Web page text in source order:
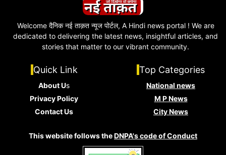
Welcome दैनिक नई ताक़त न्यूज पोर्टल, A Hindi news portal ! We are
dedicated to delivering the latest news, insightful articles, and
stories that matter to our vibrant community.
Quick Link
About Us
Privacy Policy
Contact Us
Top Categories
National news
M P News
City News
This website follows theDNPA's code of Conduct